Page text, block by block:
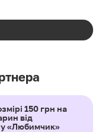
150 грн на
від
«Любимчик»